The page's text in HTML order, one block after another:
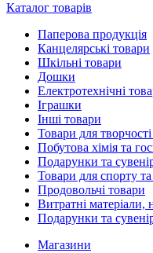
Каталог товарів
Паперова продукція
Канцелярські товари
Шкільні товари
Дошки
Електротехнічні
Іграшки
Інші товари
Товари для творчості
Побутова хімія та
Подарунки та
Товари для спорту
Продовольчі товари
Витратні матеріали,
Подарунки та
Магазини